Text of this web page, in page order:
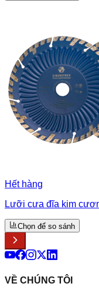
Hết hàng
Lưỡi cưa đĩa kim
Chọn để so sánh
VỀ CHÚNG TÔI